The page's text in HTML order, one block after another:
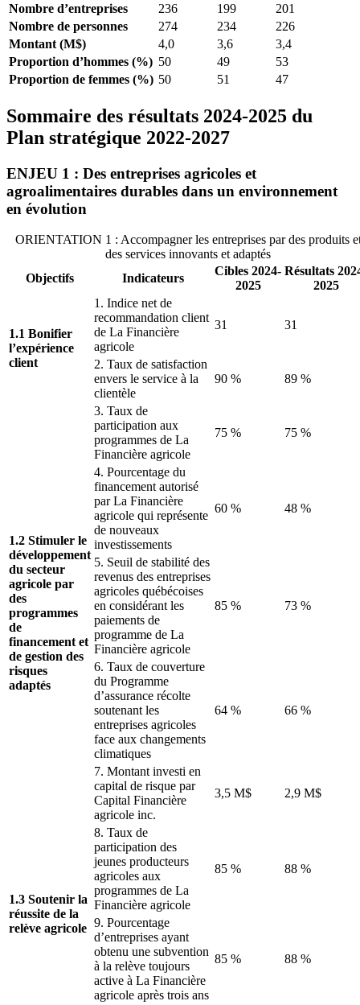
Nombre d’entreprises
236 199
201
Nombre de personnes
274 234
226
Montant (M$)
4,0 3,6
3,4
Proportion d’hommes (%) 50 49
53
Proportion de femmes (%) 50 51 47
Sommaire des résultats 2024-2025 du
Plan stratégique 2022-2027
ENJEU 1 : Des entreprises agricoles et
agroalimentaires durables dans un environnement
en évolution
ORIENTATION 1 : Accompagner les entreprises par des produits
des services innovants et adaptés
Objectifs
Indicateurs
Cibles 2024-
2025
Résultats
2025
1.1 Bonifier
l’expérience
client
1. Indice net de
recommandation client
de La Financière
agricole
31 31
2. Taux de satisfaction
envers le service à la
clientèle
90 % 89 %
1.2 Stimuler le
développement
du secteur
agricole par
des
programmes
de
financement et
de gestion des
risques
adaptés
3. Taux de
participation aux
programmes de La
Financière agricole
75 % 75 %
4. Pourcentage du
financement autorisé
par La Financière
agricole qui représente
de nouveaux
investissements
60 % 48 %
5. Seuil de stabilité des
revenus des entreprises
agricoles québécoises
en considérant les
paiements de
programme de La
Financière agricole
85 % 73 %
6. Taux de couverture
du Programme
d’assurance récolte
soutenant les
entreprises agricoles
face aux changements
climatiques
64 % 66 %
7. Montant investi en
capital de risque par
Capital Financière
agricole inc.
3,5 M$ 2,9 M$
1.3 Soutenir la
réussite de la
relève agricole
8. Taux de
participation des
jeunes producteurs
agricoles aux
programmes de La
Financière agricole
85 % 88 %
9. Pourcentage
d’entreprises ayant
obtenu une subvention
à la relève toujours
active à La Financière
agricole après trois ans
85 % 88 %